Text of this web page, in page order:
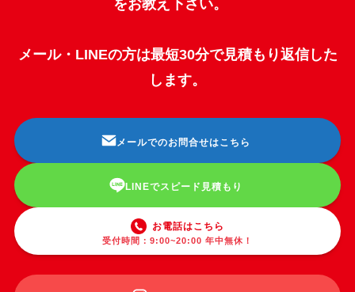
をお教え下さい。
メール・LINEの方は最短30分で見積もり返信した
します。
メールでのお問合せはこちら
LINEでスピード見積もり
お電話はこちら
受付時間：9:00~20:00 年中無休！